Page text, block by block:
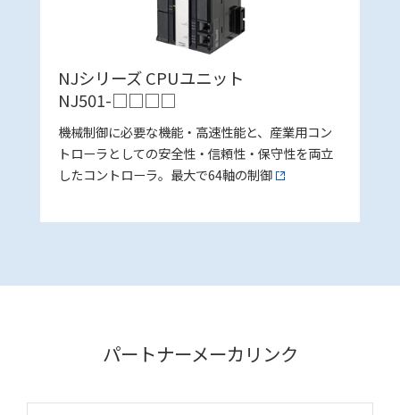
NJシリーズ CPUユニット
NJ501-□□□□
機械制御に必要な機能・高速性能と、産業用コン
トローラとしての安全性・信頼性・保守性を両立
したコントローラ。最大で64軸の制御
パートナーメーカリンク